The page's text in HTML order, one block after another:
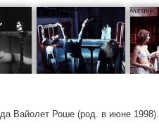
Вайолет Роше (род. в июне 1998).